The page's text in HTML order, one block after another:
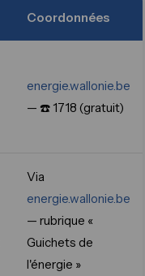
Coordonnées
energie.wallonie.be
— ☎️ 1718 (gratuit)
Via
energie.wallonie.be
— rubrique «
Guichets de
l'énergie »